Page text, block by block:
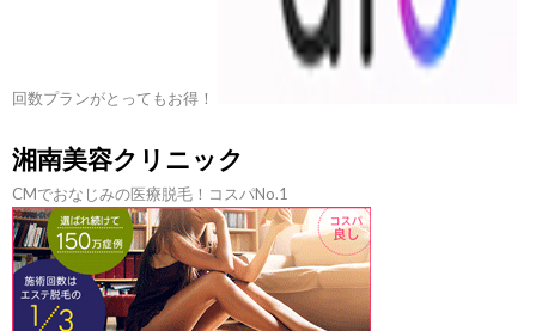
回数プランがとってもお得！
湘南美容クリニック
CMでおなじみの医療脱毛！コスパNo.1